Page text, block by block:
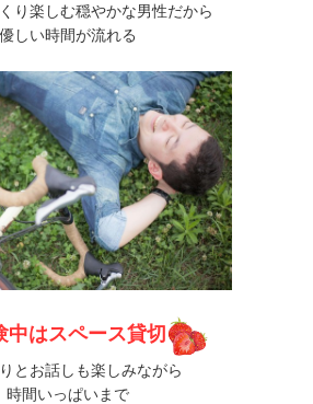
り楽しむ穏やかな男性だから
優しい時間が流れる
中はスペース貸切
とお話しも楽しみながら
時間いっぱいまで